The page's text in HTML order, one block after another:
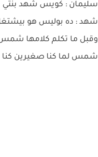
سليمان : كويس شهد بنتي
شهد : ده بوليس هو بيشتغل
وقبل ما تكلم كلامها
شمس لما كنا صغيرين كنا